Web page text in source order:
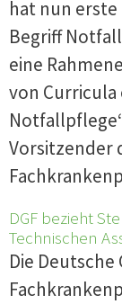
hat nun
Begriff
eine
von
Vorsitzender
DGF bezieht
Technischen
Die